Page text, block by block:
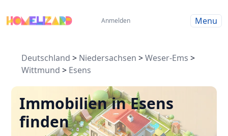
Anmelden Menu
Deutschland > Niedersachsen >Weser-Ems >
Wittmund > Esens
Immobilien in Esens
finden